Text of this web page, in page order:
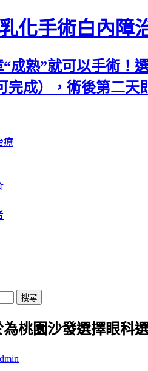
化手術白內障
成熟”就可以手術！
完成），術後第二天
療
桃園沙發選擇眼科